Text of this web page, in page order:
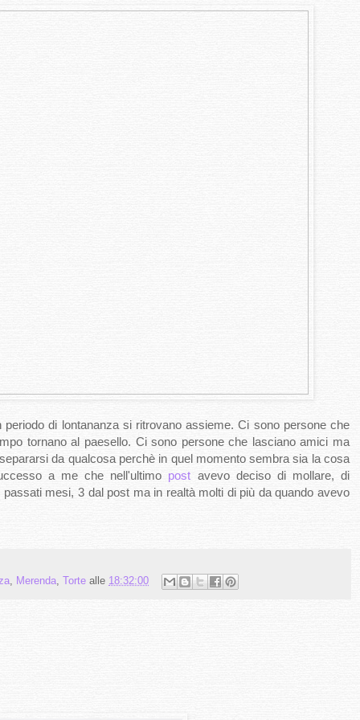
di lontananza si ritrovano assieme. Ci sono persone che
tornano al paesello. Ci sono persone che lasciano amici ma
da qualcosa perchè in quel momento sembra sia la cosa
a me che nell'ultimo post avevo deciso di mollare, di
mesi, 3 dal post ma in realtà molti di più da quando avevo
, Merenda, Torte alle 18:32:00